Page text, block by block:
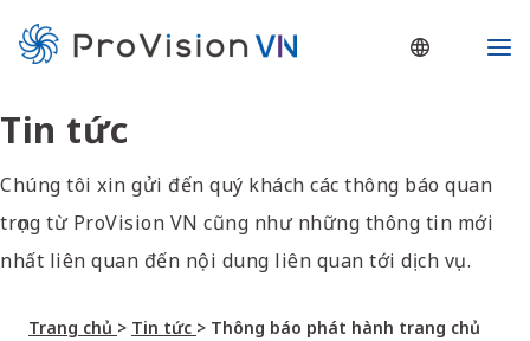
Nhảy
tới
dung
Tin tức
Chúng tôi xin gửi đến quý khách các thông báo quan
trọng từ ProVision VN cũng như những thông tin mới
nhất liên quan đến nội dung liên quan tới dịch vụ.
Trang chủ > Tin tức > Thông báo phát hành trang chủ